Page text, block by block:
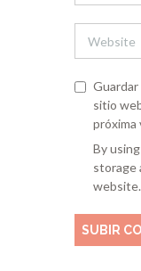
sitio
próxima
By
storage
website.